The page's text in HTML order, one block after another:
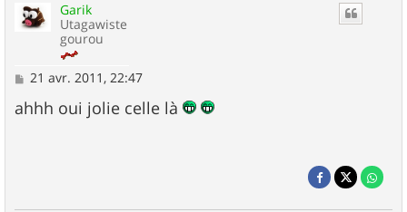
Garik
Utagawiste
gourou
M
s
s
21 avr. 2011, 22:47
ahhh oui jolie celle là